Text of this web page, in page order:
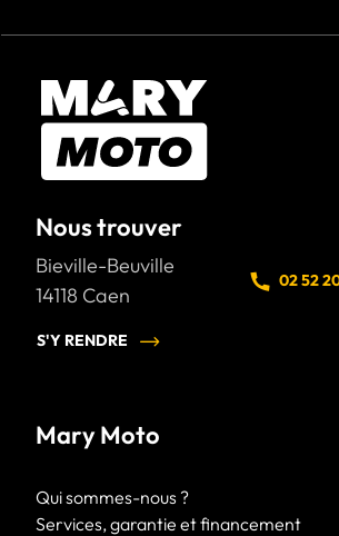
Nous trouver
Bieville-Beuville
14118 Caen
S'Y RENDRE
02 52
Mary Moto
Qui sommes-nous ?
Services, garantie et financement